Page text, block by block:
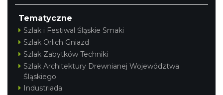
Tematyczne
Szlak i Festiwal Śląskie Smaki
Szlak Orlich Gniazd
Szlak Zabytków Techniki
Szlak Architektury Drewnianej Województwa
Śląskiego
Industriada